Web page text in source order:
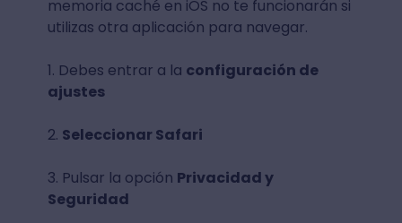
memoria caché en iOS no te funcionarán si
utilizas otra aplicación para navegar.
1. Debes entrar a la configuración de
ajustes
2. Seleccionar Safari
3. Pulsar la opción Privacidad y
Seguridad